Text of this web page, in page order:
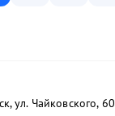
ул. Чайковского, 60